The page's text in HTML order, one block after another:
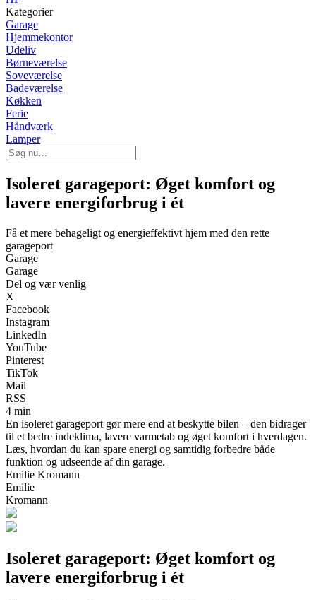
Kategorier
Garage
Hjemmekontor
Udeliv
Børneværelse
Soveværelse
Badeværelse
Køkken
Ferie
Håndværk
Lamper
Isoleret garageport: Øget komfort og
lavere energiforbrug i ét
Få et mere behageligt og energieffektivt hjem med den rette
garageport
Garage
Garage
Del og vær venlig
X
Facebook
Instagram
LinkedIn
YouTube
Pinterest
TikTok
Mail
RSS
4 min
En isoleret garageport gør mere end at beskytte bilen – den bidrager
til et bedre indeklima, lavere varmetab og øget komfort i hverdagen.
Læs, hvordan du kan spare energi og samtidig forbedre både
funktion og udseende af din garage.
Emilie Kromann
Emilie
Kromann
Isoleret garageport: Øget komfort og
lavere energiforbrug i ét